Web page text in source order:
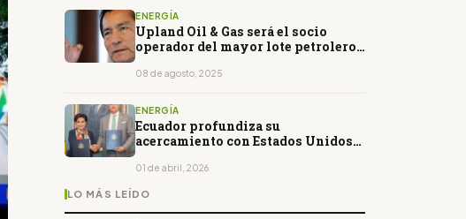
ENERGÍA
Upland Oil & Gas será el socio
operador del mayor lote petrolero
08 de agosto, 2025
ENERGÍA
Ecuador profundiza su
acercamiento con Estados Unidos
01 de abril, 2026
LO MÁS LEÍDO